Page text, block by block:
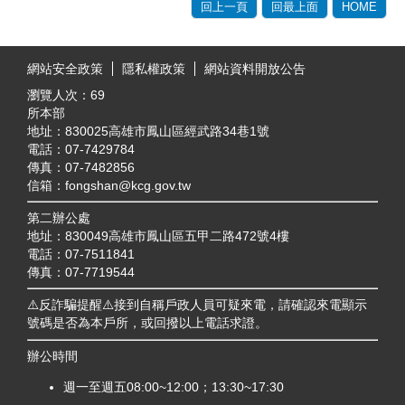
回上一頁 回最上面 HOME
網站安全政策
隱私權政策
網站資料開放公告
瀏覽人次： 69
所本部
地址：830025高雄市鳳山區經武路34巷1號
電話：07-7429784
傳真：07-7482856
信箱：fongshan@kcg.gov.tw
第二辦公處
地址：830049高雄市鳳山區五甲二路472號4樓
電話：07-7511841
傳真：07-7719544
⚠️反詐騙提醒⚠️接到自稱戶政人員可疑來電，請確認來電顯示
號碼是否為本戶所，或回撥以上電話求證。
辦公時間
週一至週五08:00~12:00；13:30~17:30